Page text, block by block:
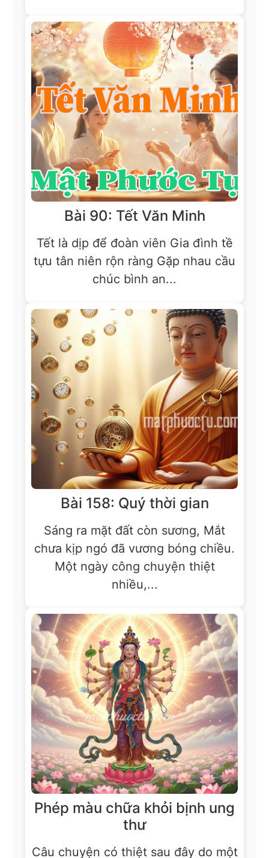
Bài 90: Tết Văn Minh
Tết là dịp để đoàn viên Gia đình tề
tựu tân niên rộn ràng Gặp nhau cầu
chúc bình an...
Bài 158: Quý thời gian
Sáng ra mặt đất còn sương, Mắt
chưa kịp ngó đã vương bóng chiều.
Một ngày công chuyện thiệt
nhiều,...
Phép màu chữa khỏi bịnh ung
thư
Câu chuyện có thiệt sau đây do một